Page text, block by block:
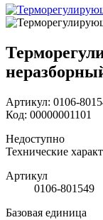
Артикул: 0106-
Код: 00000001101
Недоступно
Технические
Артикул
0106-801549
Базовая единица